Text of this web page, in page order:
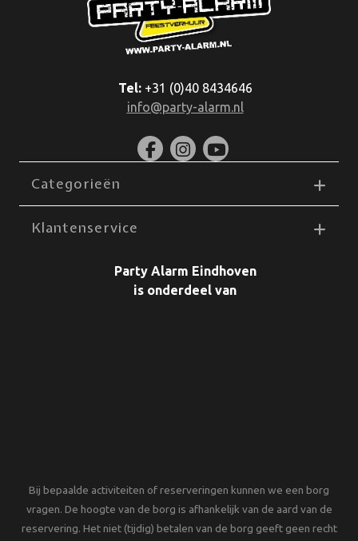
Tel:+31 (0)40 8434646
info@party-alarm.nl
Categorieën
Klantenservice
Party Alarm Eindhoven
is onderdeel van
Bij bepaalde activiteiten of reserveringen kunnen we een borg
vragen. De hoogte van de borg is afhankelijk van de aard van de
reservering. Het niet (tijdig) betalen van de borg geeft geen recht